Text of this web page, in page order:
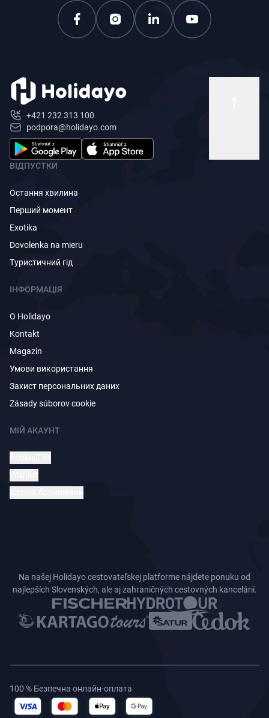
+421 232 313 100
podpora@holidayo.com
ВІДПУСТКИ
Остання хвилина
Перший момент
Exotika
Dovolenka na mieru
Туристичний гід
ІНФОРМАЦІЯ
O Holidayo
Kontakt
Magazín
Умови використання
Захист персональних даних
Zásady súborov cookie
МІЙ АКАУНТ
Na našej Holidayo cestovateľskej platforme nájdete ponuku od
najlepších Slovenských, ale aj zahraničných cestovných kancelárií.
100 % Безпечна онлайн-оплата